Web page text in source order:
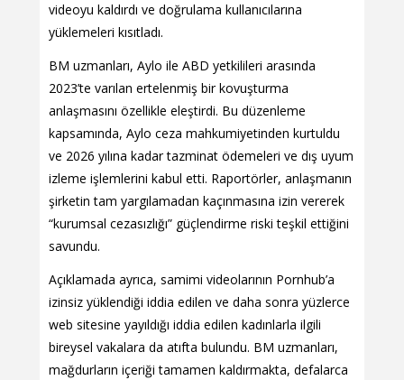
videoyu kaldırdı ve doğrulama kullanıcılarına
yüklemeleri kısıtladı.
BM uzmanları, Aylo ile ABD yetkilileri arasında
2023’te varılan ertelenmiş bir kovuşturma
anlaşmasını özellikle eleştirdi. Bu düzenleme
kapsamında, Aylo ceza mahkumiyetinden kurtuldu
ve 2026 yılına kadar tazminat ödemeleri ve dış uyum
izleme işlemlerini kabul etti. Raportörler, anlaşmanın
şirketin tam yargılamadan kaçınmasına izin vererek
“kurumsal cezasızlığı” güçlendirme riski teşkil ettiğini
savundu.
Açıklamada ayrıca, samimi videolarının Pornhub’a
izinsiz yüklendiği iddia edilen ve daha sonra yüzlerce
web sitesine yayıldığı iddia edilen kadınlarla ilgili
bireysel vakalara da atıfta bulundu. BM uzmanları,
mağdurların içeriği tamamen kaldırmakta, defalarca